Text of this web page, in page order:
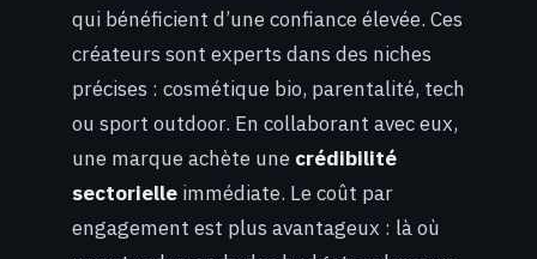
qui bénéficient d’une confiance élevée. Ces
créateurs sont experts dans des niches
précises : cosmétique bio, parentalité, tech
ou sport outdoor. En collaborant avec eux,
une marque achète une crédibilité
sectorielle immédiate. Le coût par
engagement est plus avantageux : là où